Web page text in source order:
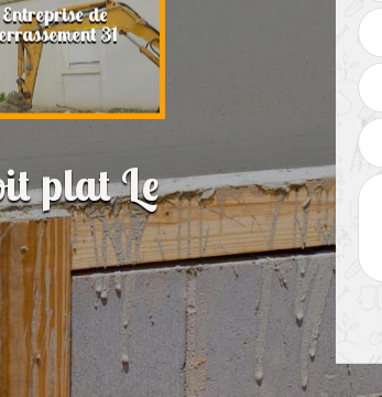
Entreprise de
31
Maçon toit terrasse toit
plat Le